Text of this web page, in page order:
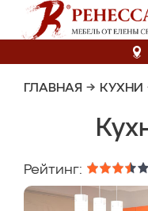
ГЛАВНАЯ → КУХНИ
Рейтинг: